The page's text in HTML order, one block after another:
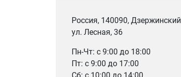
Россия, 140090, Дзержинский
ул. Лесная, 36
Пн-Чт: с 9:00 до 18:00
Пт: с 9:00 до 17:00